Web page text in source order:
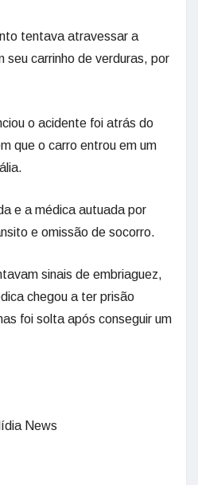
tentava atravessar a
seu carrinho de verduras, por
o acidente foi atrás do
que o carro entrou em um
e a médica autuada por
e omissão de socorro.
sinais de embriaguez,
chegou a ter prisão
foi solta após conseguir um
News